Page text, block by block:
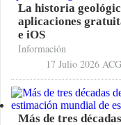
La historia
aplicaciones
e iOS
Información
17 Julio 2026 ACG
Más de tres